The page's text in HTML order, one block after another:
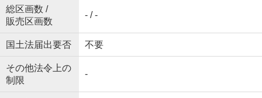
総区画数 /
販売区画数
- / -
国土法届出要否 不要
その他法令上の
制限
-